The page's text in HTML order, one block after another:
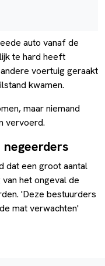
auto vanaf de
te hard heeft
voertuig geraakt
kwamen.
maar niemand
vervoerd.
dat een groot aantal
het ongeval de
'Deze bestuurders
mat verwachten'